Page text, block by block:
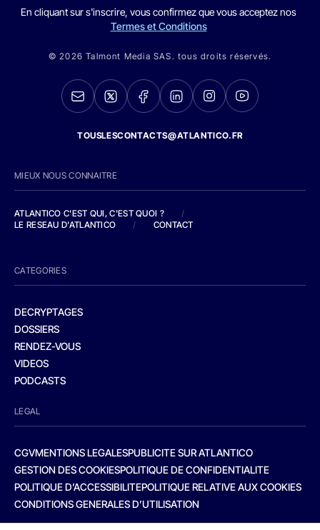
En cliquant sur s'inscrire, vous confirmez que vous acceptez nos
Termes et Conditions
© 2026 Talmont Media SAS. tous droits réservés.
TOUSLESCONTACTS@ATLANTICO.FR
MIEUX NOUS CONNAITRE
ATLANTICO C'EST QUI, C'EST QUOI ?
/
LE RESEAU D'ATLANTICO
/ CONTACT
CATEGORIES
DECRYPTAGES
DOSSIERS
RENDEZ-VOUS
VIDEOS
PODCASTS
LEGAL
CGVMENTIONS LEGALESPUBLICITE SUR ATLANTICO
GESTION DES COOKIESPOLITIQUE DE CONFIDENTIALITE
POLITIQUE D’ACCESSIBILITEPOLITIQUE RELATIVE AUX COOKIES
CONDITIONS GENERALES D’UTILISATION